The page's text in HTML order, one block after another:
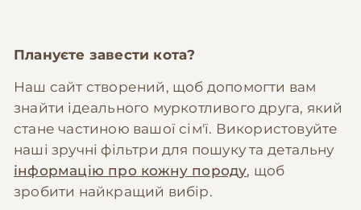
Плануєте завести кота?
Наш сайт створений, щоб допомогти вам
знайти ідеального муркотливого друга, який
стане частиною вашої сім'ї. Використовуйте
наші зручні фільтри для пошуку та детальну
інформацію про кожну породу, щоб
зробити найкращий вибір.